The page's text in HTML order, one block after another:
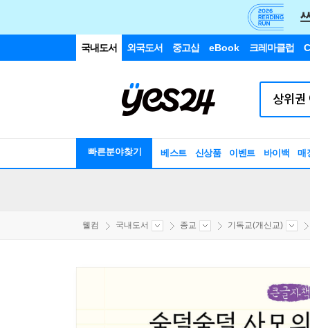
국내도서 외국도서 중고샵 eBook 크레마클럽
빠른분야찾기 베스트 신상품 이벤트 바이백 매
웰컴 국내도서 종교 기독교(개신교)